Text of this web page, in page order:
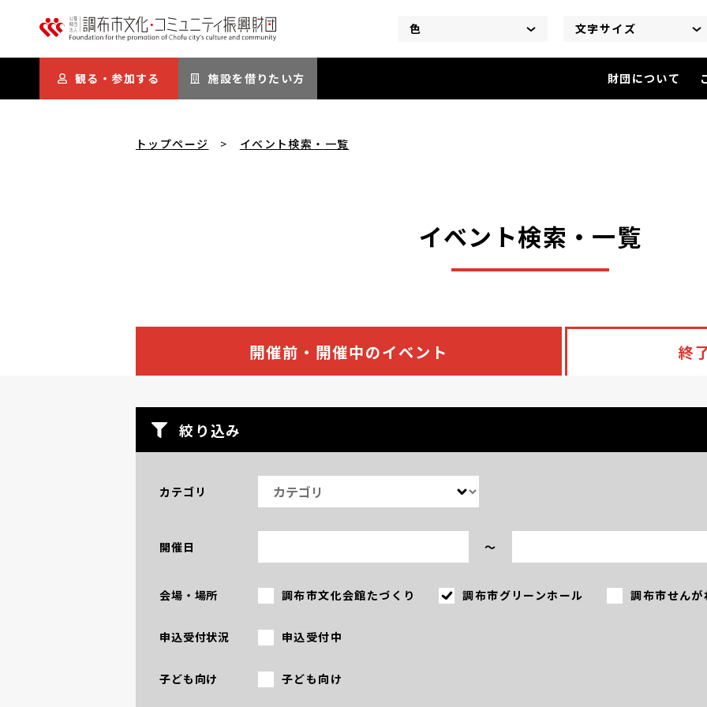
色
文字サイズ
観る・参加する 施設を借りたい方 財団について
トップページ イベント検索・一覧
イベント検索・一覧
開催前・開催中のイベント 終
絞り込み
カテゴリ カテゴリ
開催日 〜
会場・場所 調布市文化会館たづくり 調布市グリーンホール 調布市せんが
申込受付状況 申込受付中
子ども向け 子ども向け